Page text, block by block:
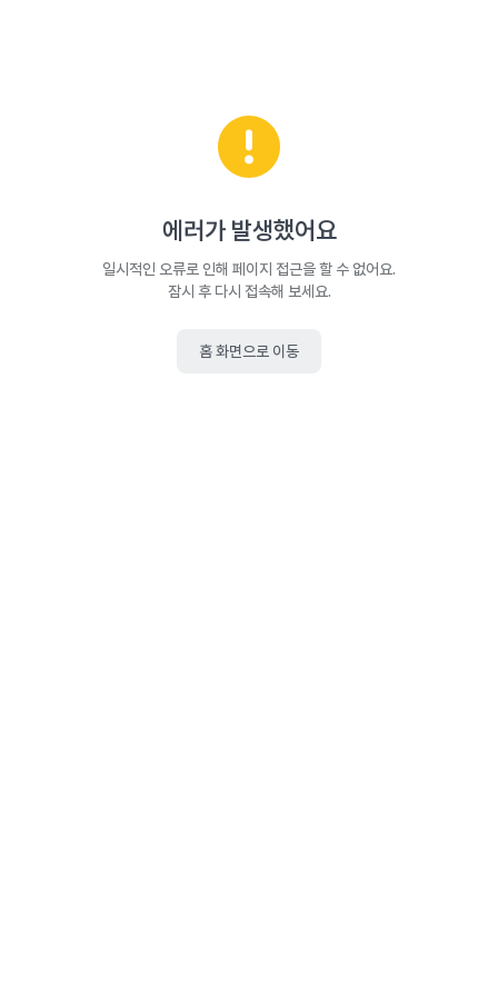
에러가 발생했어요
일시적인 오류로 인해 페이지 접근을 할 수 없어요.
잠시 후 다시 접속해 보세요.
홈 화면으로 이동